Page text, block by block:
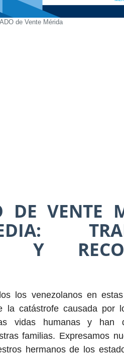
de Vente Mérida
DE VENTE
Y
los venezolanos en
la catástrofe causada por
vidas humanas y han
familias. Expresamos
hermanos de los